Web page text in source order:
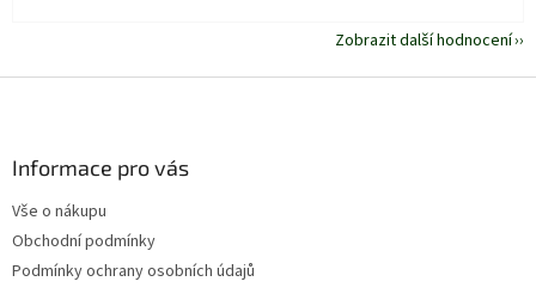
Zobrazit další hodnocení
Informace pro vás
Vše o nákupu
Obchodní podmínky
Podmínky ochrany osobních údajů